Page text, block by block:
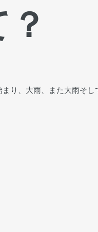
り、大雨、また大雨そし